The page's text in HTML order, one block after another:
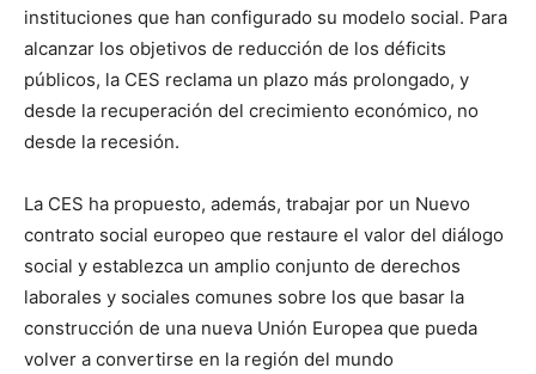
instituciones que han configurado su modelo social. Para
alcanzar los objetivos de reducción de los déficits
públicos, la CES reclama un plazo más prolongado, y
desde la recuperación del crecimiento económico, no
desde la recesión.
La CES ha propuesto, además, trabajar por un Nuevo
contrato social europeo que restaure el valor del diálogo
social y establezca un amplio conjunto de derechos
laborales y sociales comunes sobre los que basar la
construcción de una nueva Unión Europea que pueda
volver a convertirse en la región del mundo